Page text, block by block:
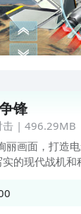
锋
击| 496.29MB
丽画面，打造
的现代战机和
懂，3分钟开